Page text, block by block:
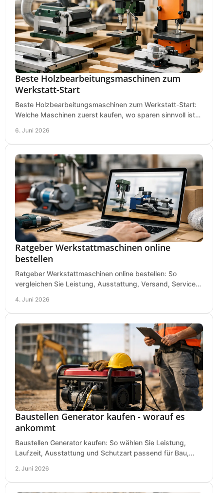
Beste Holzbearbeitungsmaschinen zum
Werkstatt-Start
Beste Holzbearbeitungsmaschinen zum Werkstatt-Start:
Welche Maschinen zuerst kaufen, wo sparen sinnvoll ist
6. Juni 2026
Ratgeber Werkstattmaschinen online
bestellen
Ratgeber Werkstattmaschinen online bestellen: So
vergleichen Sie Leistung, Ausstattung, Versand, Service
4. Juni 2026
Baustellen Generator kaufen - worauf es
ankommt
Baustellen Generator kaufen: So wählen Sie Leistung,
Laufzeit, Ausstattung und Schutzart passend für Bau,
2. Juni 2026